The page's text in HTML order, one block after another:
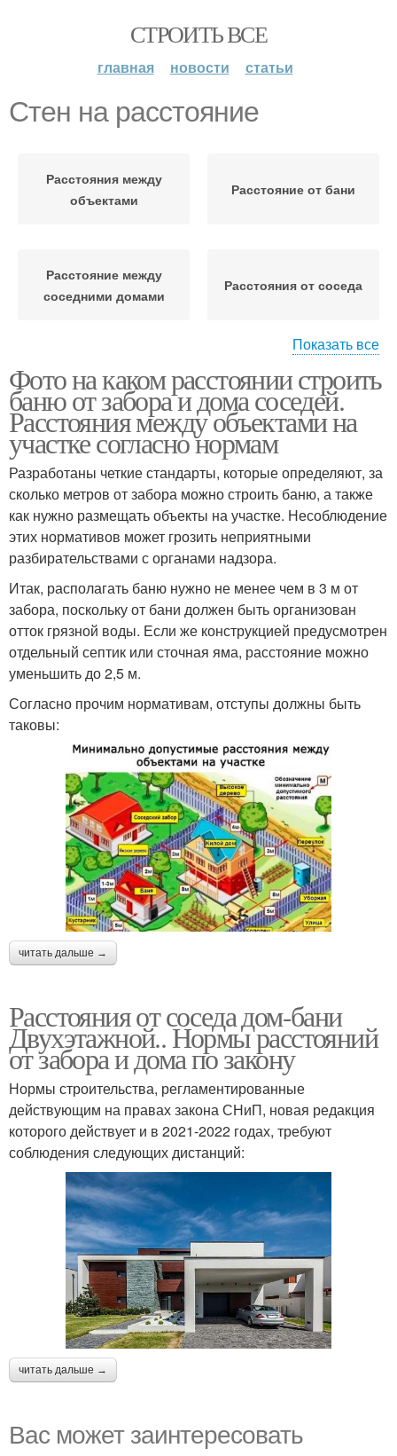
СТРОИТЬ ВСЕ
главная новости статьи
Стен на расстояние
Расстояния между
объектами
Расстояние от бани
Расстояние между
соседними домами
Расстояния от соседа
Расстояния от забора
расстояние
Расстояние от гаража
Показать все
Фото на каком расстоянии строить
баню от забора и дома соседей.
Расстояния между объектами на
участке согласно нормам
Разработаны четкие стандарты, которые определяют, за
сколько метров от забора можно строить баню, а также
как нужно размещать объекты на участке. Несоблюдение
этих нормативов может грозить неприятными
разбирательствами с органами надзора.
Итак, располагать баню нужно не менее чем в 3 м от
забора, поскольку от бани должен быть организован
отток грязной воды. Если же конструкцией предусмотрен
отдельный септик или сточная яма, расстояние можно
уменьшить до 2,5 м.
Согласно прочим нормативам, отступы должны быть
таковы:
читать дальше →
Расстояния от соседа дом-бани
Двухэтажной.. Нормы расстояний
от забора и дома по закону
Нормы строительства, регламентированные
действующим на правах закона СНиП, новая редакция
которого действует и в 2021-2022 годах, требуют
соблюдения следующих дистанций:
читать дальше →
Вас может заинтересовать